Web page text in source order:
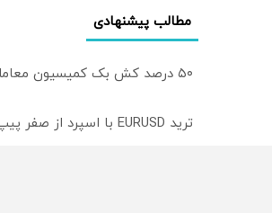
مطالب پیشنهادی
۵۰ درصد کش بک کمیسیون معاملات در حساب ecn بروکر اینوسلو
ترید EURUSD با اسپرد از صفر پیپ